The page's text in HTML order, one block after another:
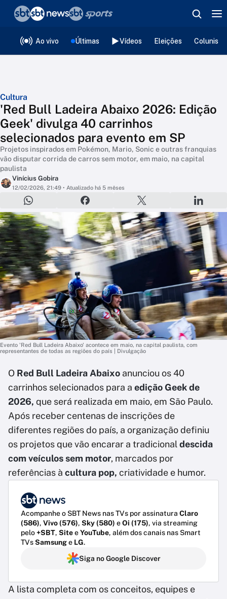
Ao vivo Últimas Vídeos Eleições
Cultura
'Red Bull Ladeira Abaixo 2026: Edição
Geek' divulga 40 carrinhos
selecionados para evento em SP
Projetos inspirados em Pokémon, Mario, Sonic e outras franquias
vão disputar corrida de carros sem motor, em maio, na capital
paulista
Vinícius Gobira
12/02/2026, 21:49 • Atualizado há 5 mêses
Evento 'Red Bull Ladeira Abaixo' acontece em maio, na capital paulista, com
representantes de todas as regiões do país | Divulgação
O Red Bull Ladeira Abaixo anunciou os 40
carrinhos selecionados para a edição Geek de
2026, que será realizada em maio, em São Paulo.
Após receber centenas de inscrições de
diferentes regiões do país, a organização definiu
os projetos que vão encarar a tradicional descida
com veículos sem motor, marcados por
referências à cultura pop, criatividade e humor.
Acompanhe o SBT News nas TVs por assinatura Claro
(586), Vivo (576), Sky (580) eOi (175), via streaming
pelo+SBT, SiteeYouTube, além dos canais nas Smart
TVsSamsunge LG.
Siga no Google Discover
A lista completa com os conceitos, equipes e
❮voltar
Editorias